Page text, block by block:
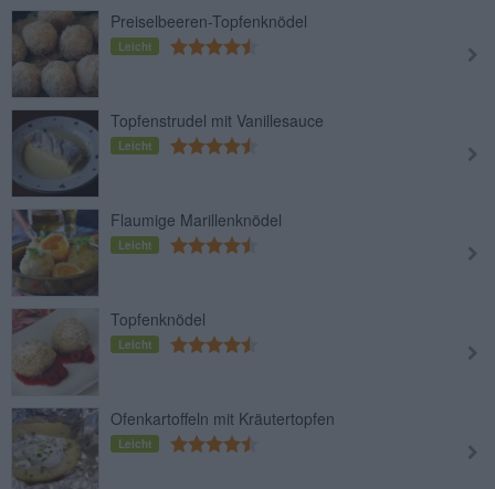
Preiselbeeren-Topfenknödel
Leicht
Topfenstrudel mit Vanillesauce
Leicht
Flaumige Marillenknödel
Leicht
Topfenknödel
Leicht
Ofenkartoffeln mit Kräutertopfen
Leicht